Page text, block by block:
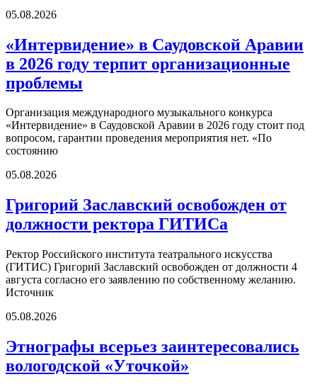
05.08.2026
«Интервидение» в Саудовской Аравии
в 2026 году терпит организационные
проблемы
Организация международного музыкального конкурса
«Интервидение» в Саудовской Аравии в 2026 году стоит под
вопросом, гарантии проведения мероприятия нет. «По
состоянию
05.08.2026
Григорий Заславский освобожден от
должности ректора ГИТИСа
Ректор Российского института театрального искусства
(ГИТИС) Григорий Заславский освобожден от должности 4
августа согласно его заявлению по собственному желанию.
Источник
05.08.2026
Этнографы всерьез заинтересовались
вологодской «Уточкой»